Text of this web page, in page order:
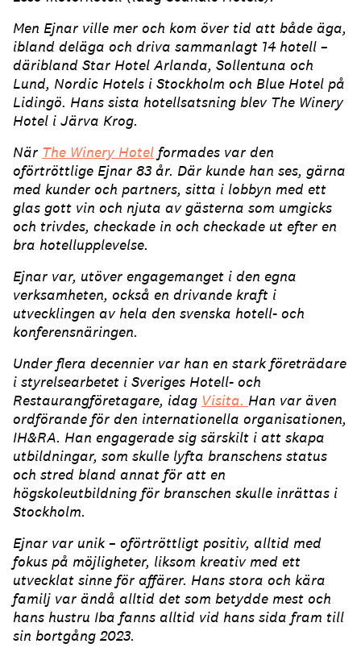
Men Ejnar ville mer och kom över tid att både äga,
ibland deläga och driva sammanlagt 14 hotell –
däribland Star Hotel Arlanda, Sollentuna och
Lund, Nordic Hotels i Stockholm och Blue Hotel på
Lidingö. Hans sista hotellsatsning blev The Winery
Hotel i Järva Krog.
När The Winery Hotel formades var den
oförtröttlige Ejnar 83 år. Där kunde han ses, gärna
med kunder och partners, sitta i lobbyn med ett
glas gott vin och njuta av gästerna som umgicks
och trivdes, checkade in och checkade ut efter en
bra hotellupplevelse.
Ejnar var, utöver engagemanget i den egna
verksamheten, också en drivande kraft i
utvecklingen av hela den svenska hotell- och
konferensnäringen.
Under flera decennier var han en stark företrädare
i styrelsearbetet i Sveriges Hotell- och
Restaurangföretagare, idag Visita. Han var även
ordförande för den internationella organisationen,
IH&RA. Han engagerade sig särskilt i att skapa
utbildningar, som skulle lyfta branschens status
och stred bland annat för att en
högskoleutbildning för branschen skulle inrättas i
Stockholm.
Ejnar var unik – oförtröttligt positiv, alltid med
fokus på möjligheter, liksom kreativ med ett
utvecklat sinne för affärer. Hans stora och kära
familj var ändå alltid det som betydde mest och
hans hustru Iba fanns alltid vid hans sida fram till
sin bortgång 2023.